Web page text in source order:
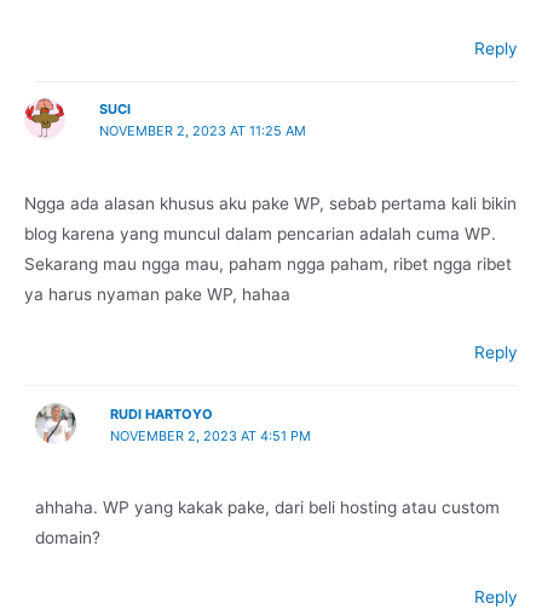
Reply
SUCI
NOVEMBER 2, 2023 AT 11:25 AM
Ngga ada alasan khusus aku pake WP, sebab pertama kali bikin
blog karena yang muncul dalam pencarian adalah cuma WP.
Sekarang mau ngga mau, paham ngga paham, ribet ngga ribet
ya harus nyaman pake WP, hahaa
Reply
RUDI HARTOYO
NOVEMBER 2, 2023 AT 4:51 PM
ahhaha. WP yang kakak pake, dari beli hosting atau custom
domain?
Reply